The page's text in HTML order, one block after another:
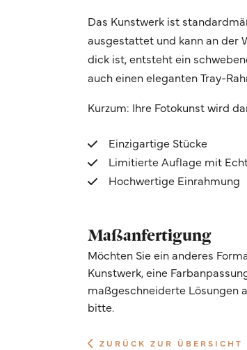
Das Kunstwerk ist
ausgestattet und kann an der
dick ist, entsteht ein
auch einen eleganten Tray-
Kurzum: Ihre Fotokunst wird
Einzigartige Stücke
Limitierte Auflage mit
Hochwertige Einrahmung
Maßanfertigung
Möchten Sie ein anderes
Kunstwerk, eine
maßgeschneiderte Lösungen
bitte.
ZURÜCK ZUR ÜBERSICHT